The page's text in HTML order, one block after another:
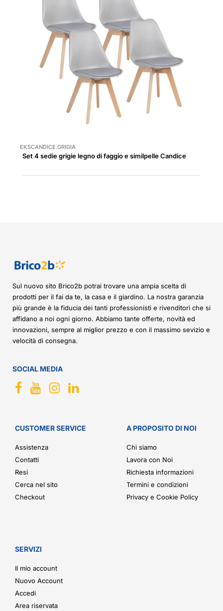
EKSCANDICE.GRIGIA
Set 4 sedie grigie legno di faggio e similpelle Candice
Sul nuovo sito Brico2b potrai trovare una ampia scelta di
prodotti per il fai da te, la casa e il giardino. La nostra garanzia
più grande è la fiducia dei tanti professionisti e rivenditori che si
affidano a noi ogni giorno. Abbiamo tante offerte, novità ed
innovazioni, sempre al miglior prezzo e con il massimo sevizio e
velocità di consegna.
SOCIAL MEDIA
CUSTOMER SERVICE
Assistenza
Contatti
Resi
Cerca nel sito
Checkout
A PROPOSITO DI NOI
Chi siamo
Lavora con Noi
Richiesta informazioni
Termini e condizioni
Privacy e Cookie Policy
SERVIZI
Il mio account
Nuovo Account
Accedi
Area riservata